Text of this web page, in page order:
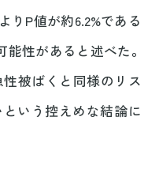
りP値が約6.2%である
能性があると述べた。
性被ばくと同様のリス
いう控えめな結論に